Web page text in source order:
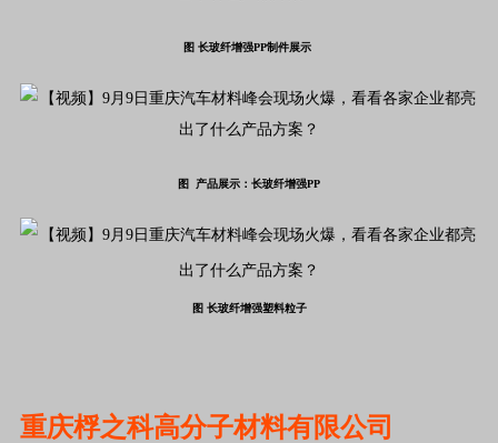
图 长玻纤增强PP制件展示
图 产品展示：长玻纤增强PP
图 长玻纤增强塑料粒子
重庆桴之科高分子材料有限公司